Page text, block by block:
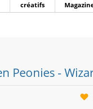
créatifs
Peonies -